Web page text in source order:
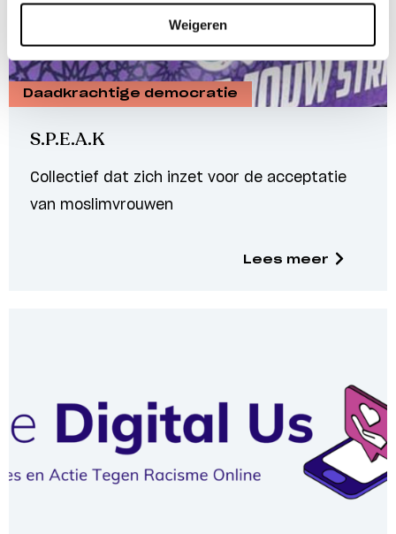
Weigeren
Daadkrachtige democratie
S.P.E.A.K
Collectief dat zich inzet voor de acceptatie
van moslimvrouwen
Lees meer